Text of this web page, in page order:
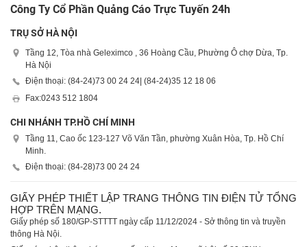
Công Ty Cổ Phần Quảng Cáo Trực Tuyến 24h
TRỤ SỞ HÀ NỘI
Tầng 12, Tòa nhà Geleximco , 36 Hoàng Cầu, Phường Ô chợ Dừa, Tp.
Hà Nội
Điện thoại: (84-24)73 00 24 24 | (84-24)35 12 18 06
Fax:0243 512 1804
CHI NHÁNH TP.HỒ CHÍ MINH
Tầng 11, Cao ốc 123-127 Võ Văn Tần, phường Xuân Hòa, Tp. Hồ Chí
Minh.
Điện thoại: (84-28)73 00 24 24
GIẤY PHÉP THIẾT LẬP TRANG THÔNG TIN ĐIỆN TỬ TỔNG
HỢP TRÊN MẠNG.
Giấy phép số 180/GP-STTTT ngày cấp 11/12/2024 - Sở thông tin và truyền
thông Hà Nội.